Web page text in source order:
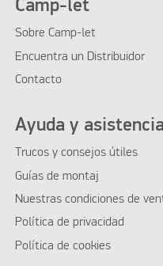
Camp-let
Sobre Camp-let
Encuentra un Distribuidor
Contacto
Ayuda y asistencia
Trucos y consejos útiles
Guías de montaj
Nuestras condiciones de
Política de privacidad
Política de cookies